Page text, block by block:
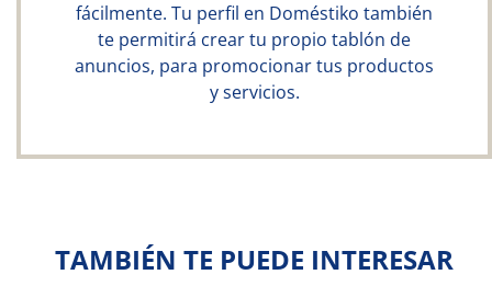
fácilmente. Tu perfil en Doméstiko también
te permitirá crear tu propio tablón de
anuncios, para promocionar tus productos
y servicios.
TAMBIÉN TE PUEDE INTERESAR